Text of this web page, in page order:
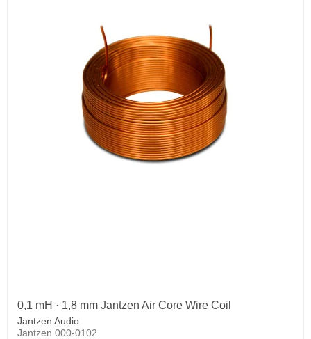
0,1 mH · 1,8 mm Jantzen Air Core Wire Coil
Jantzen Audio
Jantzen 000-0102